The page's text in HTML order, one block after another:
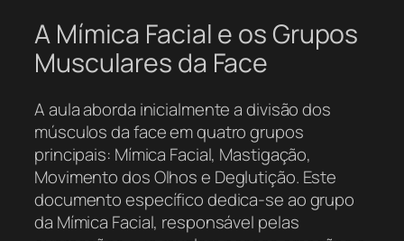
A Mímica Facial e os Grupos
Musculares da Face
A aula aborda inicialmente a divisão dos
músculos da face em quatro grupos
principais: Mímica Facial, Mastigação,
Movimento dos Olhos e Deglutição. Este
documento específico dedica-se ao grupo
da Mímica Facial, responsável pelas